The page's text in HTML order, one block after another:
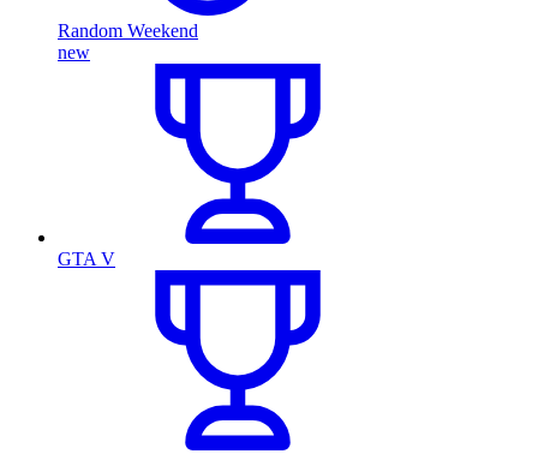
Random Weekend
new
GTA V